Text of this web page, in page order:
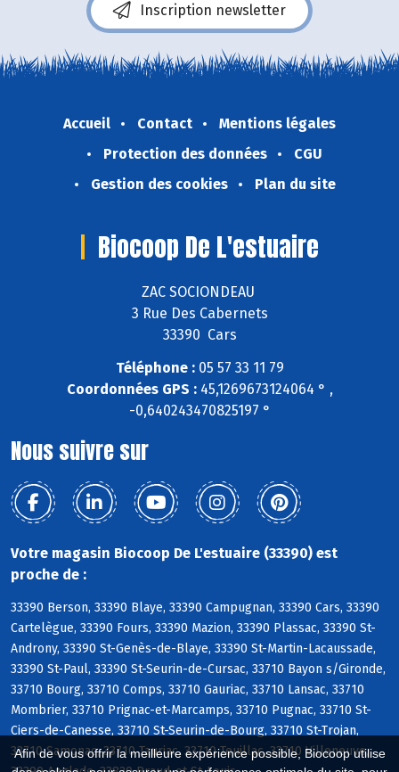
Afin de vous offrir la meilleure expérience possible, Biocoop utilise
Inscription newsletter
Accueil Contact
Mentions légales
Protection des données
CGU
Gestion des cookies
Plan du site
Biocoop De L'estuaire
ZAC SOCIONDEAU
3 Rue Des Cabernets
33390 Cars
Téléphone :05 57 33 11 79
Coordonnées GPS :45,1269673124064 ° ,
-0,640243470825197 °
Nous suivre sur
Votre magasin Biocoop De L'estuaire (33390) est
proche de :
33390 Berson, 33390 Blaye, 33390 Campugnan, 33390 Cars, 33390
Cartelègue, 33390 Fours, 33390 Mazion, 33390 Plassac, 33390 St-
Androny, 33390 St-Genès-de-Blaye, 33390 St-Martin-Lacaussade,
33390 St-Paul, 33390 St-Seurin-de-Cursac, 33710 Bayon s/Gironde,
33710 Bourg, 33710 Comps, 33710 Gauriac, 33710 Lansac, 33710
Mombrier, 33710 Prignac-et-Marcamps, 33710 Pugnac, 33710 St-
Ciers-de-Canesse, 33710 St-Seurin-de-Bourg, 33710 St-Trojan,
33710 Samonac, 33710 Tauriac, 33710 Teuillac, 33710 Villeneuve,